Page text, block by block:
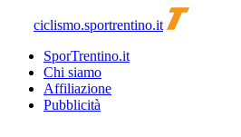
ciclismo.sportrentino.it
SporTrentino.it
Chi siamo
Affiliazione
Pubblicità